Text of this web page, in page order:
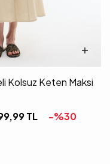
Kolsuz Keten Maksi
TL -%30